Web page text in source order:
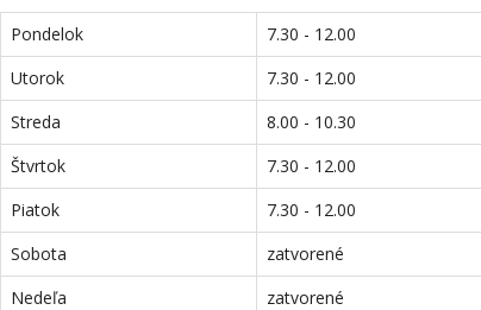
Pondelok 7.30 - 12.00
Utorok
7.30 - 12.00
Streda
8.00 - 10.30
Štvrtok
7.30 - 12.00
Piatok
7.30 - 12.00
Sobota
zatvorené
Nedeľa
zatvorené